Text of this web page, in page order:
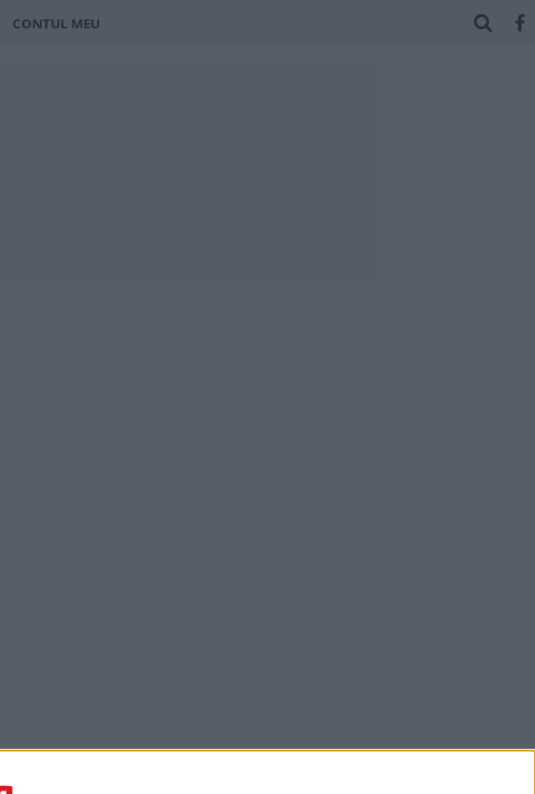
CONTUL MEU